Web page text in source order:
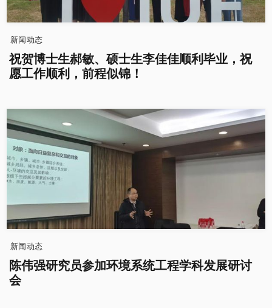
新闻动态
祝贺博士生郝敏、硕士生李佳佳顺利毕业，祝
愿工作顺利，前程似锦！
新闻动态
陈伟强研究员参加环境系统工程学科发展研讨
会